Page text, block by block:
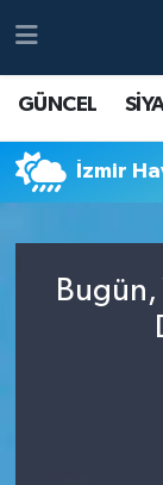
GÜNCEL
İzmir
Bugün,